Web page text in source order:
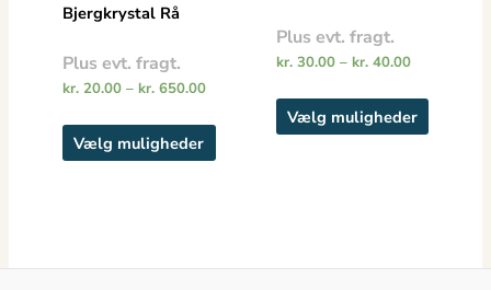
Bjergkrystal Rå
Plus evt. fragt.
kr.20.00 – kr.650.00
Vælg muligheder
varianter.
vælges
på
Plus evt. fragt.
kr.30.00 – kr.40.00
Vælg muligheder kan
vælges